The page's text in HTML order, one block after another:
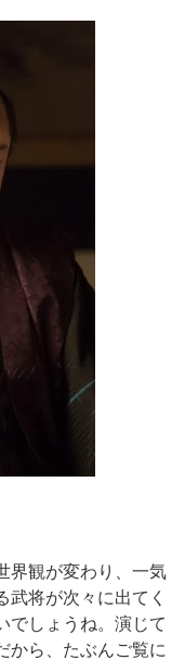
界観が変わり、一気
武将が次々に出てく
でしょうね。演じて
から、たぶんご覧に